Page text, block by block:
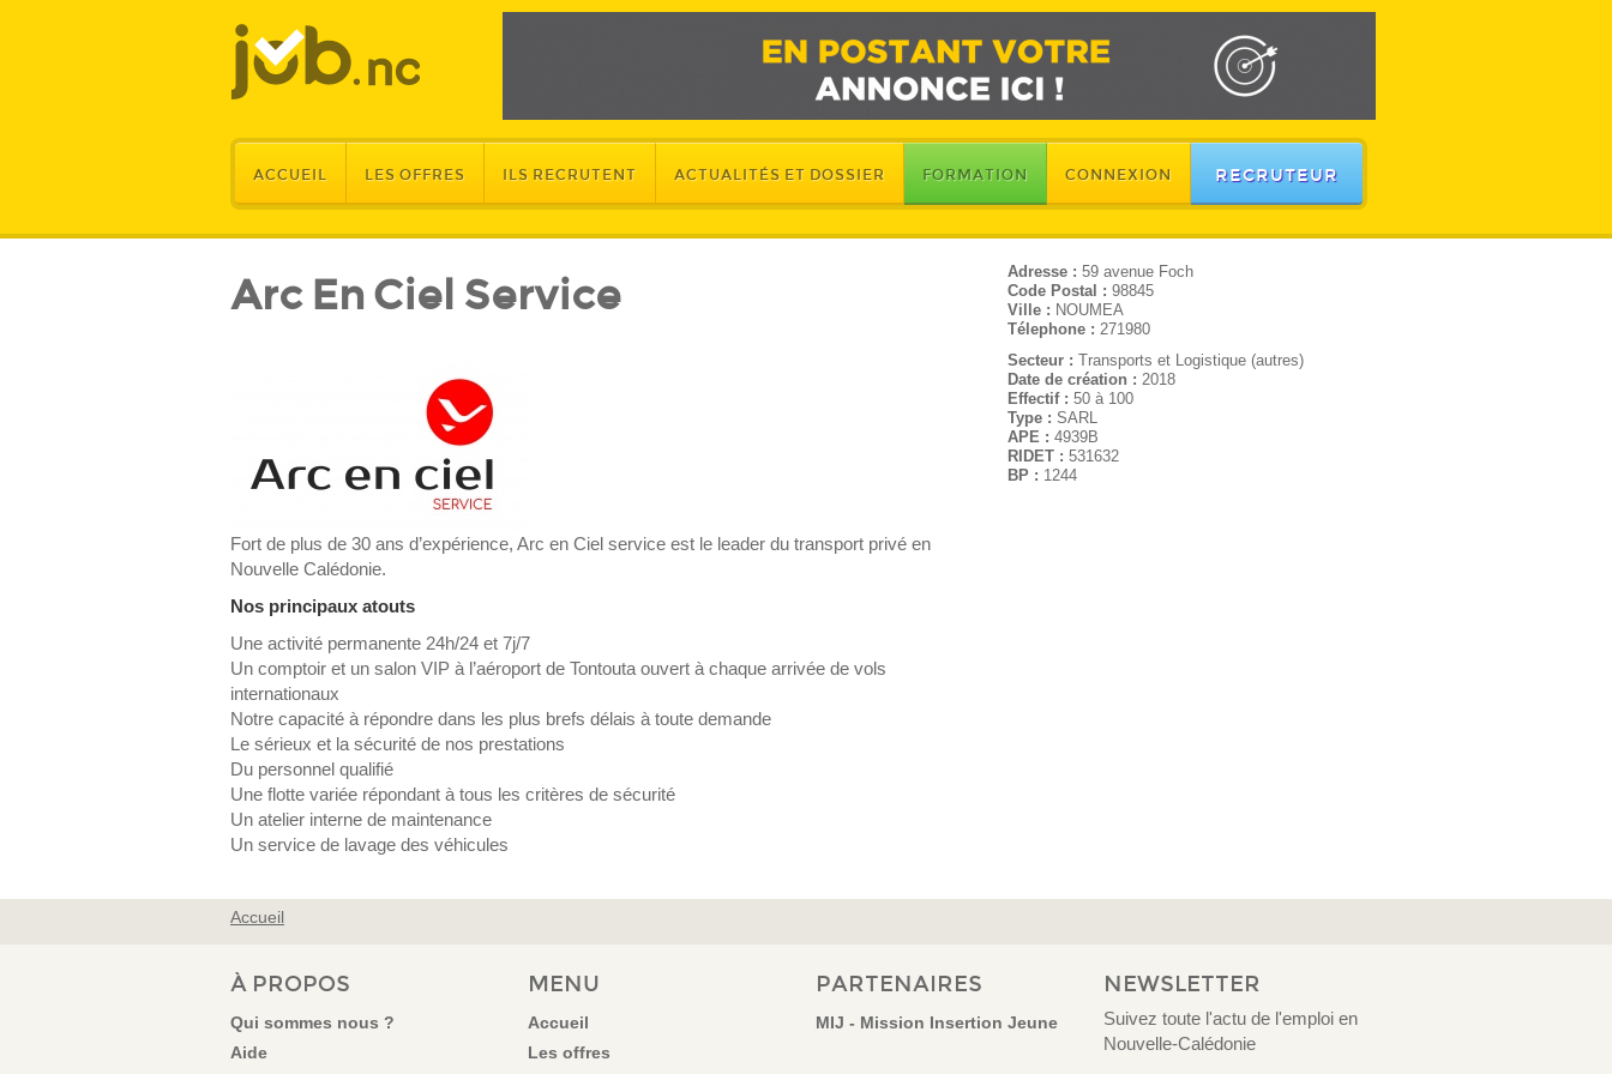
ACCUEIL LES OFFRES ILS RECRUTENT ACTUALITÉS ET DOSSIER FORMATION CONNEXION RECRUTEUR
Arc En Ciel Service
Fort de plus de 30 ans d’expérience, Arc en Ciel service est le leader du transport privé en
Nouvelle Calédonie.
Nos principaux atouts
Une activité permanente 24h/24 et 7j/7
Un comptoir et un salon VIP à l’aéroport de Tontouta ouvert à chaque arrivée de vols
internationaux
Notre capacité à répondre dans les plus brefs délais à toute demande
Le sérieux et la sécurité de nos prestations
Du personnel qualifié
Une flotte variée répondant à tous les critères de sécurité
Un atelier interne de maintenance
Un service de lavage des véhicules
Adresse : 59 avenue Foch
Code Postal : 98845
Ville : NOUMEA
Télephone : 271980
Secteur : Transports et Logistique (autres)
Date de création : 2018
Effectif : 50 à 100
Type : SARL
APE : 4939B
RIDET : 531632
BP : 1244
VOUS ÊTES ICI
Accueil
À PROPOS
Qui sommes nous ?
Aide
MENU
Accueil
Les offres
PARTENAIRES
MIJ - Mission Insertion Jeune
NEWSLETTER
Suivez toute l'actu de l'emploi en
Nouvelle-Calédonie